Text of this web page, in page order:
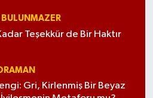
BULUNMAZER
Teşekkür de Bir Haktır
Gri, Kirlenmiş Bir Beyaz